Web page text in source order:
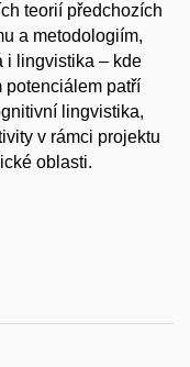
teorií předchozích
a metodologiím,
i lingvistika – kde
potenciálem patří
lingvistika,
v rámci projektu
oblasti.